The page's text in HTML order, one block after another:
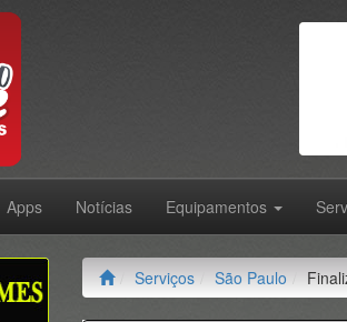
Apps Notícias Equipamentos
Serviços São Paulo